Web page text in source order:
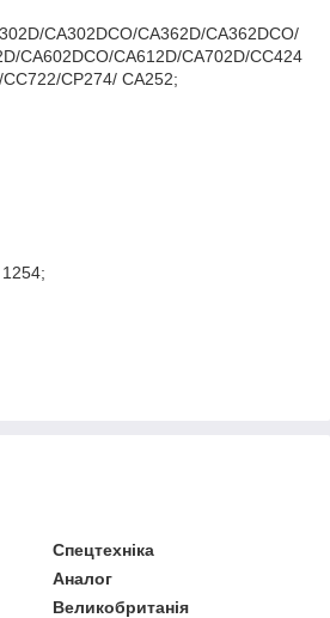
CA302DCO/CA362D/CA362DCO/
CA602DCO/CA612D/CA702D/CC424
CP274/ CA252;
Спецтехніка
Аналог
Великобританія